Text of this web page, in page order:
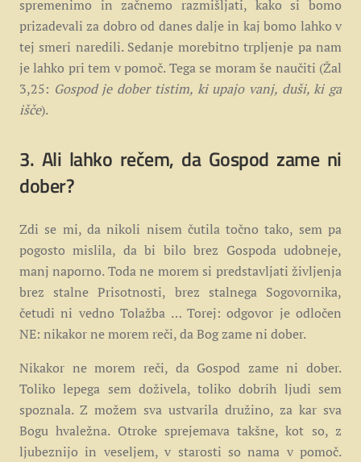
spremenimo in začnemo razmišljati, kako si bomo
prizadevali za dobro od danes dalje in kaj bomo lahko v
tej smeri naredili. Sedanje morebitno trpljenje pa nam
je lahko pri tem v pomoč. Tega se moram še naučiti (Žal
3,25: Gospod je dober tistim, ki upajo vanj, duši, ki ga
išče).
3. Ali lahko rečem, da Gospod zame ni
dober?
Zdi se mi, da nikoli nisem čutila točno tako, sem pa
pogosto mislila, da bi bilo brez Gospoda udobneje,
manj naporno. Toda ne morem si predstavljati življenja
brez stalne Prisotnosti, brez stalnega Sogovornika,
četudi ni vedno Tolažba … Torej: odgovor je odločen
NE: nikakor ne morem reči, da Bog zame ni dober.
Nikakor ne morem reči, da Gospod zame ni dober.
Toliko lepega sem doživela, toliko dobrih ljudi sem
spoznala. Z možem sva ustvarila družino, za kar sva
Bogu hvaležna. Otroke sprejemava takšne, kot so, z
ljubeznijo in veseljem, v starosti so nama v pomoč.